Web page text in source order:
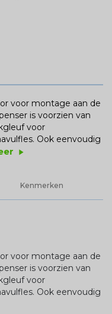
voor montage aan de
is voorzien van
voor
Ook eenvoudig
play_arrow
Kenmerken
voor montage aan de
is voorzien van
voor
Ook eenvoudig